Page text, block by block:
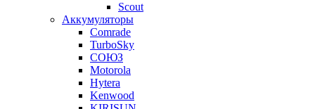
Scout
Аккумуляторы
Comrade
TurboSky
СОЮЗ
Motorola
Hytera
Kenwood